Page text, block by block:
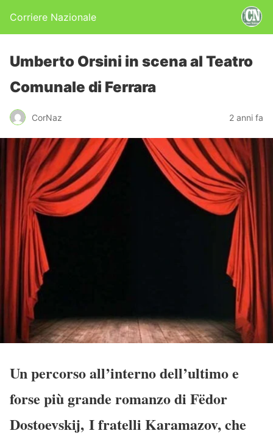
Corriere Nazionale
Umberto Orsini in scena al Teatro
Comunale di Ferrara
CorNaz 2 anni fa
Un percorso all’interno dell’ultimo e
forse più grande romanzo di Fëdor
Dostoevskij, I fratelli Karamazov, che